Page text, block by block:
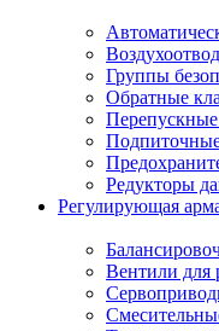
Группы
Обратные
Редукторы
Регулирующая
Вентили для